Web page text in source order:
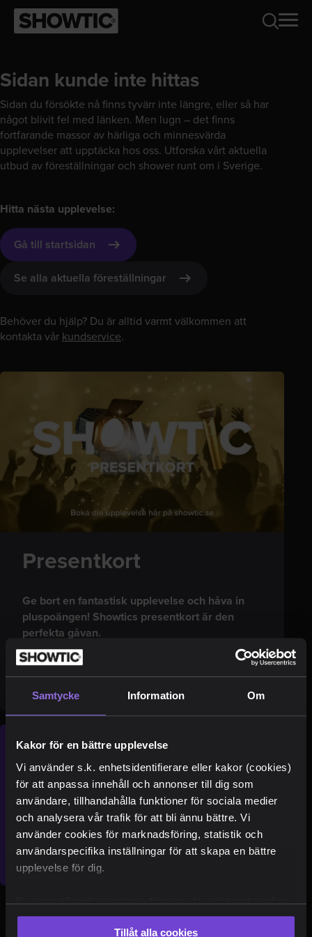
Samtycke Information Om
Kakor för en bättre upplevelse
Vi använder s.k. enhetsidentifierare eller kakor (cookies)
för att anpassa innehåll och annonser till dig som
användare, tillhandahålla funktioner för sociala medier
och analysera vår trafik för att bli ännu bättre. Vi
använder cookies för marknadsföring, statistik och
användarspecifika inställningar för att skapa en bättre
upplevelse för dig.
Du kan välja vilka cookies, förutom de strikt nödvändiga,
som du vill acceptera. Du kan också när som helst ändra
ditt val eller återkalla ditt samtycke genom att klicka på
Tillåt alla cookies
Sidan kunde inte hittas
Sidan du försökte nå finns tyvärr inte längre, eller så har
något blivit fel med länken. Men lugn – det finns
fortfarande massor av härliga och minnesvärda
upplevelser att upptäcka hos oss. Utforska vårt aktuella
utbud av föreställningar och shower runt om i Sverige.
Hitta nästa upplevelse:
Gå till startsidan
Se alla aktuella föreställningar
Behöver du hjälp? Du är alltid varmt välkommen att
kontakta vår kundservice.
Presentkort
Ge bort en fantastisk upplevelse och håva in
pluspoängen! Showtics presentkort är den
perfekta gåvan.
Köp presentkort
Nyhetsbrev
Senaste nyheterna
Unika erbjudanden
Ta del av "behind the scenes"